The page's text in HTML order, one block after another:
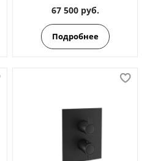
выхода BLAUTHERM
948722KSGR графит
67 500 руб.
Подробнее